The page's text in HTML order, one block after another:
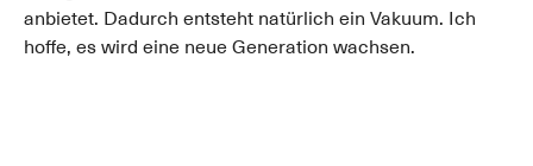
anbietet. Dadurch entsteht natürlich ein Vakuum. Ich
hoffe, es wird eine neue Generation wachsen.